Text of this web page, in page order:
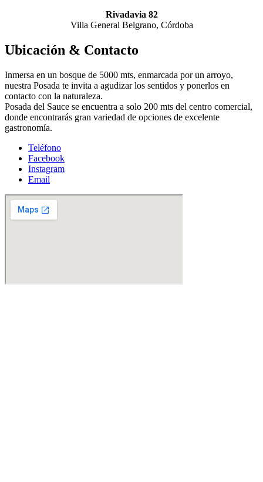
Rivadavia 82
Villa General Belgrano, Córdoba
Ubicación & Contacto
Inmersa en un bosque de 5000 mts, enmarcada por un arroyo,
nuestra Posada te invita a agudizar los sentidos y ponerlos en
contacto con la naturaleza.
Posada del Sauce se encuentra a solo 200 mts del centro comercial,
donde encontrarás gran variedad de opciones de excelente
gastronomía.
Teléfono
Facebook
Instagram
Email